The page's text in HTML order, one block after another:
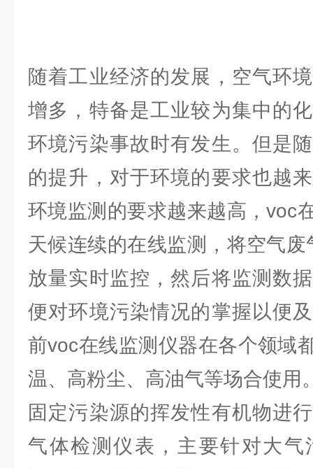
随着工业经济的发展，空气环
增多，特备是工业较为集中的
环境污染事故时有发生。但是
的提升，对于环境的要求也越
环境监测的要求越来越高，voc
天候连续的在线监测，将空气
放量实时监控，然后将监测数
便对环境污染情况的掌握以便
前voc在线监测仪器在各个领域
温、高粉尘、高油气等场合使用
固定污染源的挥发性有机物进
气体检测仪表，主要针对大气